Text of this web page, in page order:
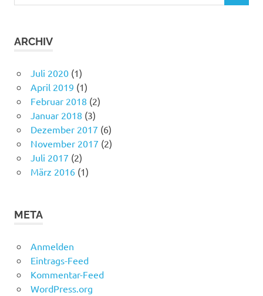
ARCHIV
Juli 2020(1)
April 2019 (1)
Februar 2018 (2)
Januar 2018 (3)
Dezember 2017 (6)
November 2017 (2)
Juli 2017 (2)
März 2016(1)
META
Anmelden
Eintrags-Feed
Kommentar-Feed
WordPress.org